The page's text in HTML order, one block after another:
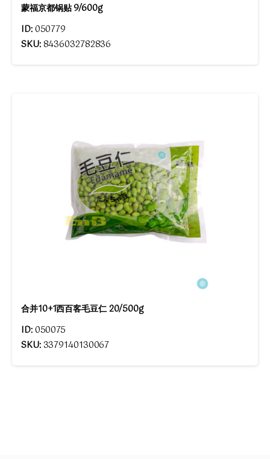
蒙福京都锅贴 9/600g
ID:050779
SKU:8436032782836
合并10+1西百客毛豆仁 20/500g
ID:050075
SKU:3379140130067